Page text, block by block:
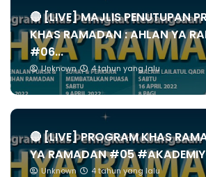
🔴 [LIVE] MAJLIS PENUTUPAN
KHAS RAMADAN : AHLAN YA
#06...
Unknown 4 tahun yang lalu
🔴 [LIVE] PROGRAM KHAS
YA RAMADAN #05
Unknown 4 tahun yang lalu